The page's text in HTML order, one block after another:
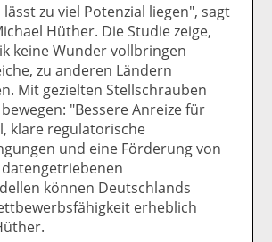
zu viel Potenzial liegen", sagt
Hüther. Die Studie zeige,
keine Wunder vollbringen
zu anderen Ländern
Mit gezielten Stellschrauben
"Bessere Anreize für
klare regulatorische
und eine Förderung von
können Deutschlands
erheblich